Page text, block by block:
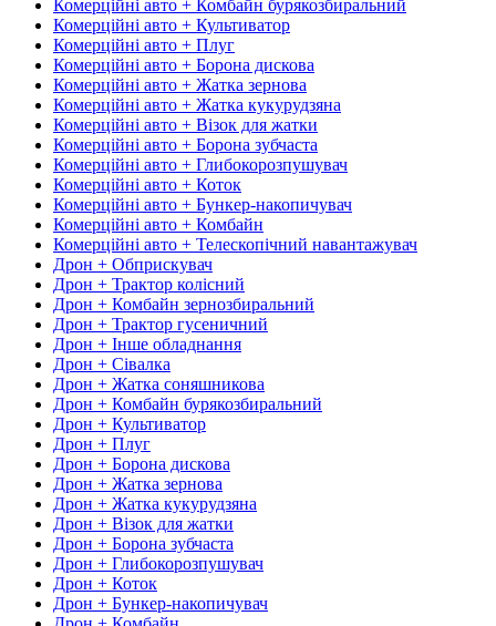
Комерційні авто + Комбайн бурякозбиральний
Комерційні авто + Культиватор
Комерційні авто + Плуг
Комерційні авто + Борона дискова
Комерційні авто + Жатка зернова
Комерційні авто + Жатка кукурудзяна
Комерційні авто + Візок для жатки
Комерційні авто + Борона зубчаста
Комерційні авто + Глибокорозпушувач
Комерційні авто + Коток
Комерційні авто + Бункер-накопичувач
Комерційні авто + Комбайн
Комерційні авто + Телескопічний навантажувач
Дрон + Обприскувач
Дрон + Трактор колісний
Дрон + Комбайн зернозбиральний
Дрон + Трактор гусеничний
Дрон + Інше обладнання
Дрон + Сівалка
Дрон + Жатка соняшникова
Дрон + Комбайн бурякозбиральний
Дрон + Культиватор
Дрон + Плуг
Дрон + Борона дискова
Дрон + Жатка зернова
Дрон + Жатка кукурудзяна
Дрон + Візок для жатки
Дрон + Борона зубчаста
Дрон + Глибокорозпушувач
Дрон + Коток
Дрон + Бункер-накопичувач